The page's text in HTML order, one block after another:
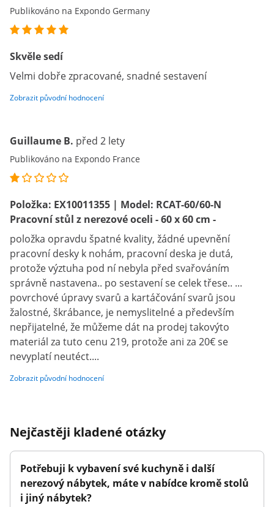
Publikováno na Expondo Germany
Skvěle sedí
Velmi dobře zpracované, snadné sestavení
Zobrazit původní hodnocení
Guillaume B. před 2 lety
Publikováno na Expondo France
Položka: EX10011355 | Model: RCAT-60/60-N
Pracovní stůl z nerezové oceli - 60 x 60 cm -
položka opravdu špatné kvality, žádné upevnění
pracovní desky k nohám, pracovní deska je dutá,
protože výztuha pod ní nebyla před svařováním
správně nastavena.. po sestavení se celek třese.. ...
povrchové úpravy svarů a kartáčování svarů jsou
žalostné, škrábance, je nemyslitelné a především
nepřijatelné, že můžeme dát na prodej takovýto
materiál za tuto cenu 219, protože ani za 20€ se
nevyplatí neutéct....
Zobrazit původní hodnocení
Nejčastěji kladené otázky
Potřebuji k vybavení své kuchyně i další
nerezový nábytek, máte v nabídce kromě stolů
i jiný nábytek?